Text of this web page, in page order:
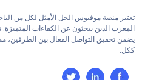
تعتبر منصة موفيوس الحل الأمثل لكل من
المغرب الذين يبحثون عن الكفاءات
يضمن تحقيق التواصل الفعال بين الطرفين،
ككل.